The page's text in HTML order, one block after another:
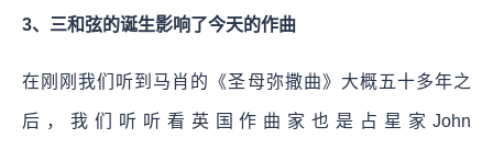
3、三和弦的诞生影响了今天的作曲
在刚刚我们听到马肖的《圣母弥撒曲》大概五十多年之
后，我们听听看英国作曲家也是占星家John